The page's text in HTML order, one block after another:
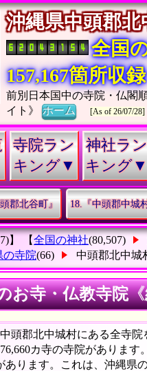
沖縄県中頭郡
全国
157,167箇所収
前別日本国中の寺院・仏閣
イト》ホーム [As of 26/07/28]
寺院ラン
キング▼
神社ラン
キング▼
郡北谷町』 18.『中頭郡中城
】 【全国の神社(80,507)
の寺院(66) 中頭郡北中城
お寺・仏教寺院
頭郡北中城村にある全寺院
カ寺の寺院がありま
あります。これは、沖縄県